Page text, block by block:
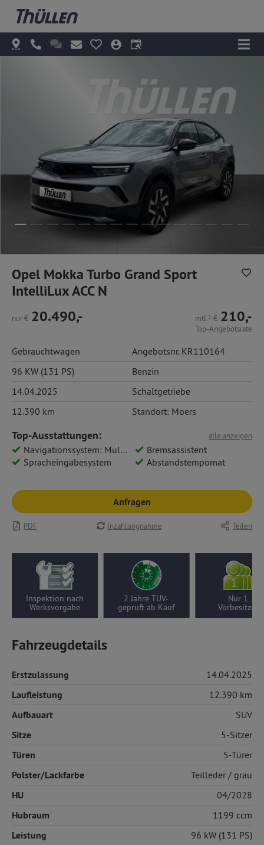
Opel Mokka Turbo Grand Sport
IntelliLux ACC N
nur€ 20.490,- mtl.2 € 210,-
Top-Angebotsrate
Gebrauchtwagen
Angebotsnr. KR110164
96 KW (131 PS)
Benzin
14.04.2025
Schaltgetriebe
12.390 km
Standort: Moers
alle anzeigen
Top-Ausstattungen:
Navigationssystem: Multimedia Navi Pro 10
Bremsassistent
Spracheingabesystem
Abstandstempomat
Anfragen
PDF Inzahlungnahme Teilen
Inspektion nach
Werksvorgabe
2 Jahre TÜV-
geprüft ab Kauf
Nur 1
Vorbesitzer
Fahrzeugdetails
Erstzulassung 14.04.2025
Laufleistung 12.390 km
Aufbauart SUV
Sitze 5-Sitzer
Türen 5-Türer
Polster/Lackfarbe Teilleder / grau
HU 04/2028
Hubraum 1199 ccm
Leistung 96 kW (131 PS)